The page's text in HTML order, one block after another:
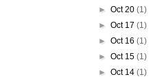
►Oct 20(1)
►Oct 17(1)
►Oct 16(1)
►Oct 15(1)
►Oct 14(1)